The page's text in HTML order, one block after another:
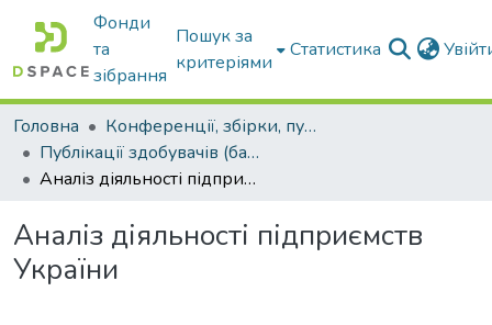
Фонди
та
зібрання
Пошук за
критеріями
Статистика
Головна
Конференції, збірки, публікації молодих вчених і здобувачів : магістрів, бакалаврів, аспірантів.
Публікації здобувачів (бакалаврів. магістрів, аспірантів)
Аналіз діяльності підприємств України
Аналіз діяльності підприємств
України